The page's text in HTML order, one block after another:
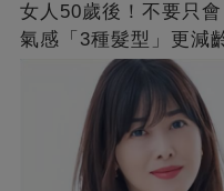
女人50歲後！不要只
氣感「3種髮型」更減